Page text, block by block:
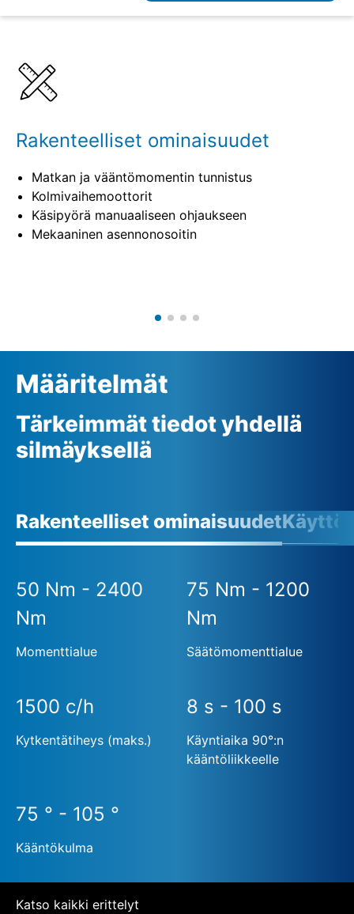
Yhdisteltävät tuotteet
Vastaavat tuotteet
Rakenteelliset ominaisuudet
Matkan ja vääntömomentin tunnistus
Kolmivaihemoottorit
Käsipyörä manuaaliseen ohjaukseen
Mekaaninen asennonosoitin
Määritelmät
Tärkeimmät tiedot yhdellä
silmäyksellä
Rakenteelliset ominaisuudet
50 Nm - 2400
Nm
Momenttialue
75 Nm - 1200
Nm
Säätömomenttialue
1500 c/h
Kytkentätiheys (maks.)
8 s - 100 s
Käyntiaika 90°:n
kääntöliikkeelle
75 ° - 105 °
Kääntökulma
Katso kaikki erittelyt